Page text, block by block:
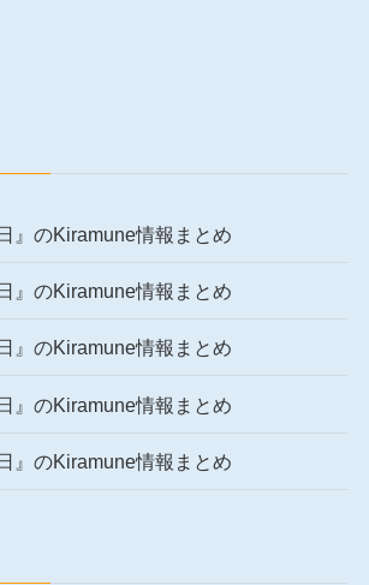
』のKiramune情報まとめ
』のKiramune情報まとめ
』のKiramune情報まとめ
』のKiramune情報まとめ
』のKiramune情報まとめ